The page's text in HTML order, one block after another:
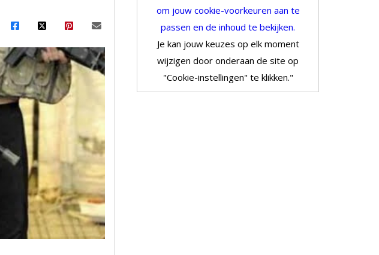
om jouw cookie-voorkeuren aan te
passen en de inhoud te bekijken.
Je kan jouw keuzes op elk moment
wijzigen door onderaan de site op
"Cookie-instellingen" te klikken."